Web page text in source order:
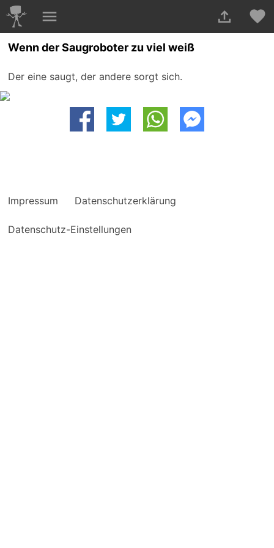
Wenn der Saugroboter zu viel weiß
Der eine saugt, der andere sorgt sich.
Impressum Datenschutzerklärung
Datenschutz-Einstellungen